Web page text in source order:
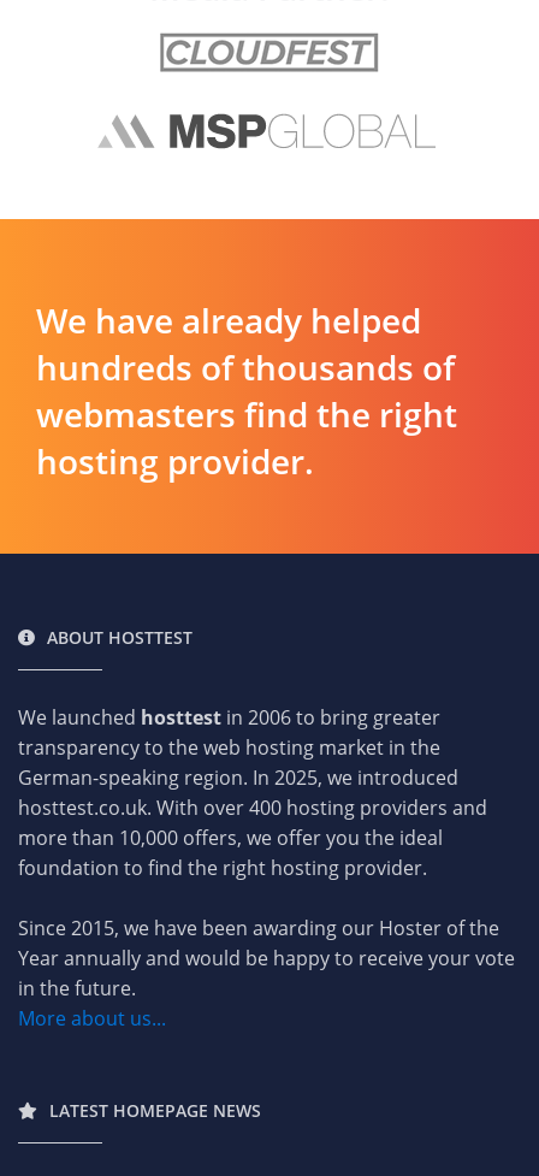
We have already helped
hundreds of thousands of
webmasters find the right
hosting provider.
ABOUT HOSTTEST
We launched hosttest in 2006 to bring greater
transparency to the web hosting market in the
German-speaking region. In 2025, we introduced
hosttest.co.uk. With over 400 hosting providers and
more than 10,000 offers, we offer you the ideal
foundation to find the right hosting provider.
Since 2015, we have been awarding our Hoster of the
Year annually and would be happy to receive your vote
in the future.
More about us...
LATEST HOMEPAGE NEWS